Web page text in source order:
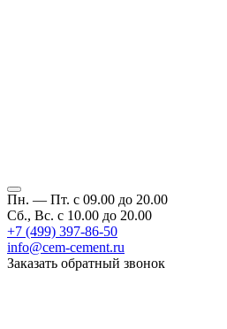
Пн. — Пт. с 09.00 до 20.00
Сб., Вс. с 10.00 до 20.00
+7 (499) 397-86-50
info@cem-cement.ru
Заказать обратный звонок